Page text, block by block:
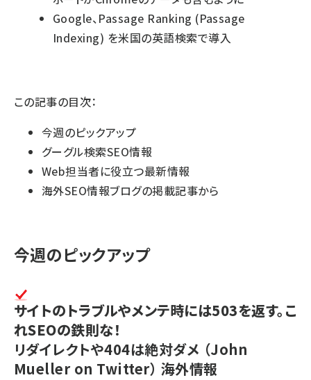
Google、Passage Ranking (Passage
Indexing) を米国の英語検索で導入
この記事の目次：
今週のピックアップ
グーグル検索SEO情報
Web担当者に役立つ最新情報
海外SEO情報ブログの掲載記事から
今週のピックアップ
サイトのトラブルやメンテ時には503を返す。こ
れSEOの鉄則な！
リダイレクトや404は絶対ダメ （John
Mueller on Twitter） 海外情報